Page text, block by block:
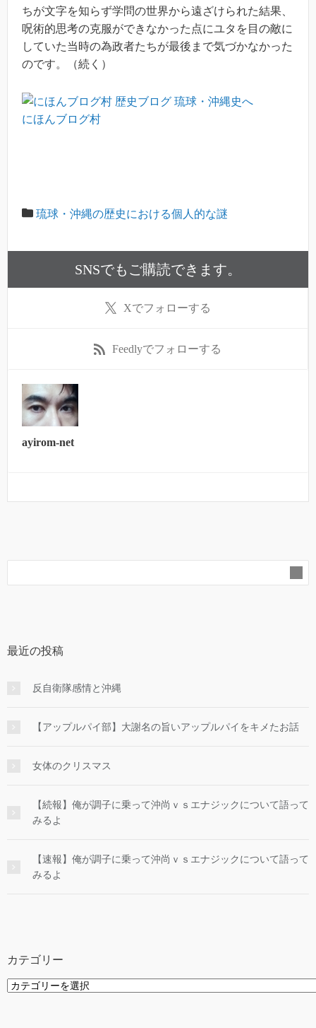
ちが文字を知らず学問の世界から遠ざけられた結果、
呪術的思考の克服ができなかった点にユタを目の敵に
していた当時の為政者たちが最後まで気づかなかった
のです。（続く）
にほんブログ村
琉球・沖縄の歴史における個人的な謎
SNSでもご購読できます。
Xでフォローする
Feedlyでフォローする
ayirom-net
最近の投稿
反自衛隊感情と沖縄
【アップルパイ部】大謝名の旨いアップルパイをキメたお話
女体のクリスマス
【続報】俺が調子に乗って沖尚ｖｓエナジックについて語って
みるよ
【速報】俺が調子に乗って沖尚ｖｓエナジックについて語って
みるよ
カテゴリー
カ